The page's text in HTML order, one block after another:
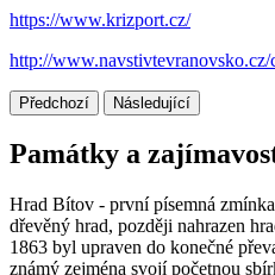
https://www.krizport.cz/
http://www.navstivtevranovsko.cz/
Předchozí Následující
Památky a
Hrad Bítov - první písemná
dřevěný hrad, později nahrazen
1863 byl upraven do konečné
známý zejména svojí početnou